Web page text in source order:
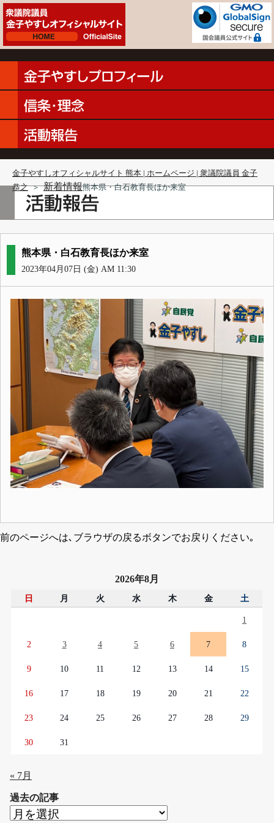
金子やすしオフィシャルサイト 熊本 | ホームページ | 衆議院議員 金子
恭之 ＞ 新着情報熊本県・白石教育長ほか来室
熊本県・白石教育長ほか来室
2023年04月07日 (金) AM 11:30
前のページへは､ブラウザの戻るボタンでお戻りください｡
2026年8月
日 月 火 水 木 金 土
1
2 3 4 5 6 7 8
9 10 11 12 13 14 15
16 17 18 19 20 21 22
23 24 25 26 27 28 29
30 31
« 7月
過去の記事
過